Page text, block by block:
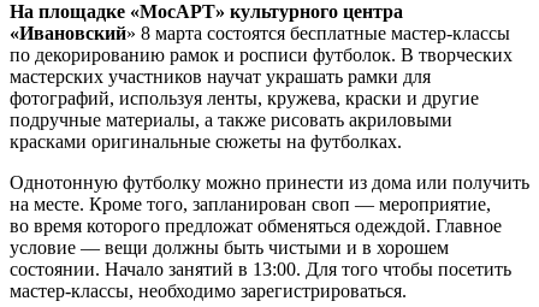
На площадке «МосАРТ» культурного центра
«Ивановский» 8 марта состоятся бесплатные мастер-классы
по декорированию рамок и росписи футболок. В творческих
мастерских участников научат украшать рамки для
фотографий, используя ленты, кружева, краски и другие
подручные материалы, а также рисовать акриловыми
красками оригинальные сюжеты на футболках.
Однотонную футболку можно принести из дома или получить
на месте. Кроме того, запланирован своп — мероприятие,
во время которого предложат обменяться одеждой. Главное
условие — вещи должны быть чистыми и в хорошем
состоянии. Начало занятий в 13:00. Для того чтобы посетить
мастер-классы, необходимо зарегистрироваться.